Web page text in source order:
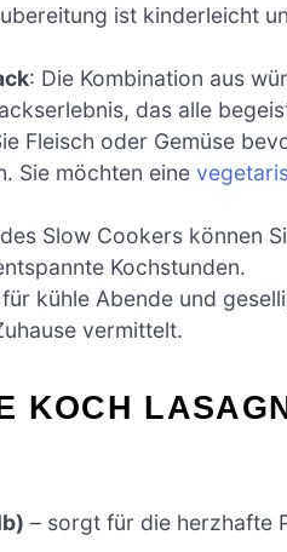
ist kinderleicht
: Die Kombination aus
das alle
Fleisch oder Gemüse
Sie möchten eine
Slow Cookers können
Kochstunden.
kühle Abende und
vermittelt.
KOCH
– sorgt für die herzhafte